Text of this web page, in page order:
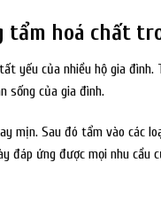
tẩm hoá chất
yếu của nhiều hộ gia
sống của gia đình.
mịn. Sau đó tẩm vào các
đáp ứng được mọi nhu